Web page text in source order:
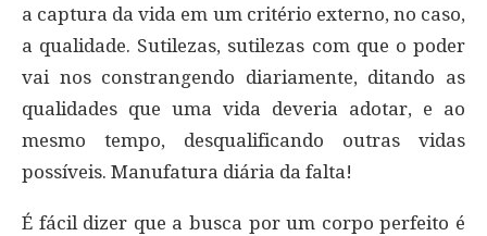
a captura da vida em um critério externo, no caso,
a qualidade. Sutilezas, sutilezas com que o poder
vai nos constrangendo diariamente, ditando as
qualidades que uma vida deveria adotar, e ao
mesmo tempo, desqualificando outras vidas
possíveis. Manufatura diária da falta!
É fácil dizer que a busca por um corpo perfeito é